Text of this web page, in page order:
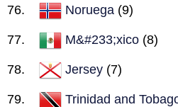
Noruega (9)
M&#233;xico (8)
Jersey (7)
Trinidad and